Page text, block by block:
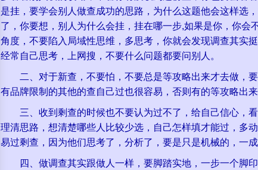
是挂，要学会别人做查成功的思路，为什么这题他会这样选
了，你要想，别人为什么会挂，挂在哪一步,如果是你，你会
角度，不要陷入局域性思维，多思考，你就会发现调查其实
经常自己思考，上网搜，不要什么问题都要问别人。
二、对于新查，不要怕，不要总是等攻略出来才去做，要
有品牌限制的其他的查自己过也很容易，否则有的等攻略出来
三、收到剩查的时候也不要认为过不了，给自己信心，看
理清思路，想清楚哪些人比较少选，自己怎样填才能过，多
易过剩查，因为他们思考了，分析了，要是只是机械的，一
四、做调查其实跟做人一样，要脚踏实地，一步一个脚印